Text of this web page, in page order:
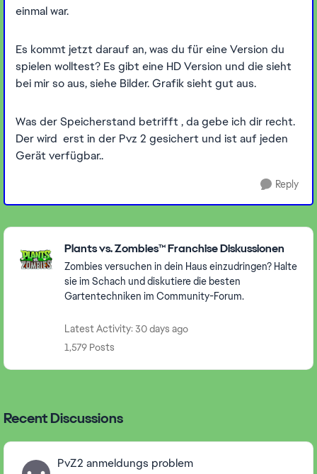
einmal war.
Es kommt jetzt darauf an, was du für eine Version du
spielen wolltest? Es gibt eine HD Version und die sieht
bei mir so aus, siehe Bilder. Grafik sieht gut aus.
Was der Speicherstand betrifft , da gebe ich dir recht.
Der wird erst in der Pvz 2 gesichert und ist auf jeden
Gerät verfügbar..
Reply
Featured Places
Plants vs. Zombies™ Franchise Diskussionen
Zombies versuchen in dein Haus einzudringen? Halte
sie im Schach und diskutiere die besten
Gartentechniken im Community-Forum.
Latest Activity: 30 days ago
1,579 Posts
Recent Discussions
PvZ2 anmeldungs problem